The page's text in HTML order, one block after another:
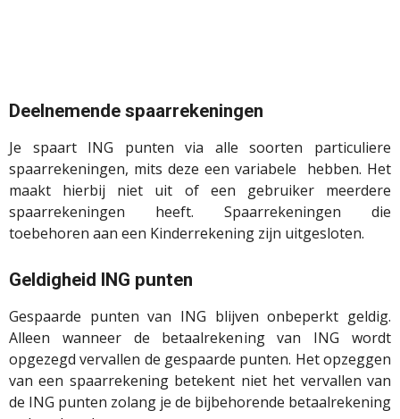
Deelnemende spaarrekeningen
Je spaart ING punten via alle soorten particuliere
spaarrekeningen, mits deze een variabele hebben. Het
maakt hierbij niet uit of een gebruiker meerdere
spaarrekeningen heeft. Spaarrekeningen die
toebehoren aan een Kinderrekening zijn uitgesloten.
Geldigheid ING punten
Gespaarde punten van ING blijven onbeperkt geldig.
Alleen wanneer de betaalrekening van ING wordt
opgezegd vervallen de gespaarde punten. Het opzeggen
van een spaarrekening betekent niet het vervallen van
de ING punten zolang je de bijbehorende betaalrekening